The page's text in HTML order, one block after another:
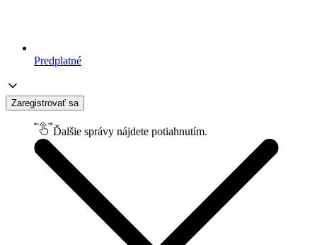
Predplatné
Zaregistrovať sa
Ďalšie správy nájdete potiahnutím.